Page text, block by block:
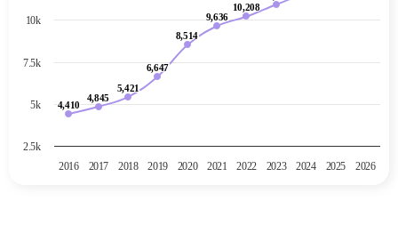
4,410
4,410
4,845
4,845
5,421
5,421
6,647
6,647
8,514
8,514
9,636
9,636
10,208
10,208
2016 2017 2018 2019 2020 2021 2022 2023 2024 2025 2026
2.5k
5k
7.5k
10k